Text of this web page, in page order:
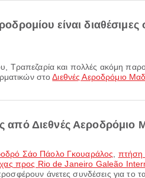
είναι
στοΔιεθνές Αεροδρόμιο
από Διεθνές
Σάο Πάολο Γκουαράλος
πτήση
προς Rio de Janeiro Galeão
άνετες συνδέσεις για το